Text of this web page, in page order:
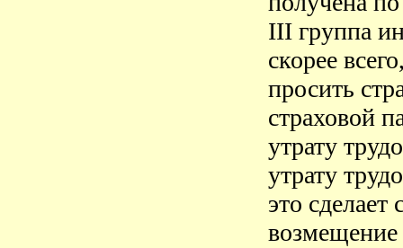
III группа
скорее
просить
страховой
утрату
утрату
это сделает
возмещение